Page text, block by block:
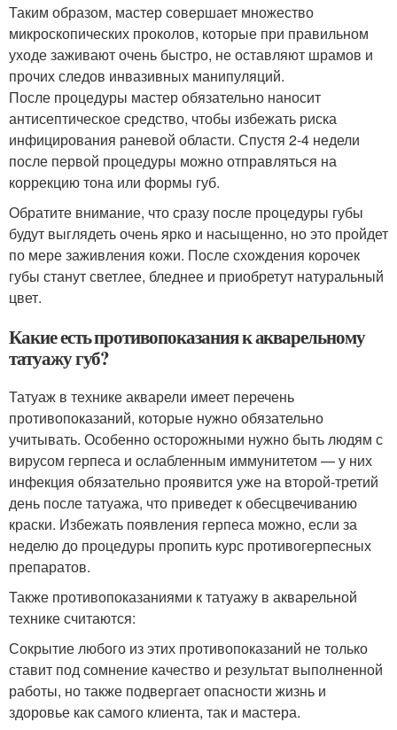
Таким образом, мастер совершает множество
микроскопических проколов, которые при правильном
уходе заживают очень быстро, не оставляют шрамов и
прочих следов инвазивных манипуляций.
После процедуры мастер обязательно наносит
антисептическое средство, чтобы избежать риска
инфицирования раневой области. Спустя 2-4 недели
после первой процедуры можно отправляться на
коррекцию тона или формы губ.
Обратите внимание, что сразу после процедуры губы
будут выглядеть очень ярко и насыщенно, но это пройдет
по мере заживления кожи. После схождения корочек
губы станут светлее, бледнее и приобретут натуральный
цвет.
Какие есть противопоказания к акварельному
татуажу губ?
Татуаж в технике акварели имеет перечень
противопоказаний, которые нужно обязательно
учитывать. Особенно осторожными нужно быть людям с
вирусом герпеса и ослабленным иммунитетом — у них
инфекция обязательно проявится уже на второй-третий
день после татуажа, что приведет к обесцвечиванию
краски. Избежать появления герпеса можно, если за
неделю до процедуры пропить курс противогерпесных
препаратов.
Также противопоказаниями к татуажу в акварельной
технике считаются:
Сокрытие любого из этих противопоказаний не только
ставит под сомнение качество и результат выполненной
работы, но также подвергает опасности жизнь и
здоровье как самого клиента, так и мастера.